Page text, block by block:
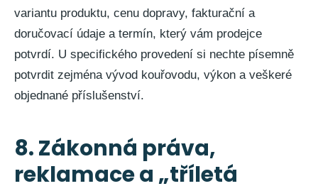
variantu produktu, cenu dopravy, fakturační a
doručovací údaje a termín, který vám prodejce
potvrdí. U specifického provedení si nechte písemně
potvrdit zejména vývod kouřovodu, výkon a veškeré
objednané příslušenství.
8. Zákonná práva,
reklamace a „tříletá